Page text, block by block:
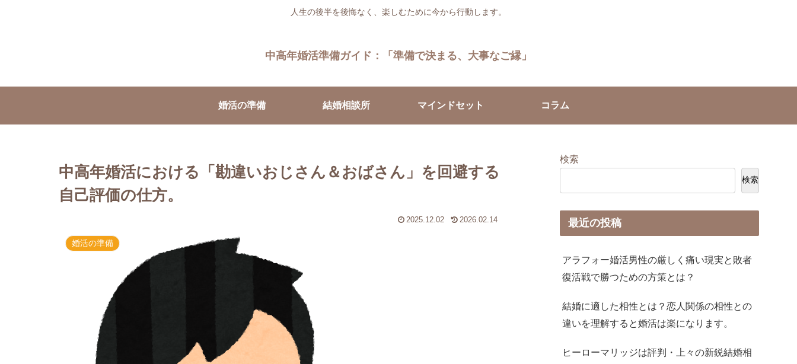
人生の後半を後悔なく、楽しむために今から行動します。
中高年婚活準備ガイド：「準備で決まる、大事なご縁」
婚活の準備 結婚相談所 マインドセット コラム
中高年婚活における「勘違いおじさん＆おばさん」を回避する
自己評価の仕方。
2025.12.02 2026.02.14
婚活の準備
検索
検索
最近の投稿
アラフォー婚活男性の厳しく痛い現実と敗者
復活戦で勝つための方策とは？
結婚に適した相性とは？恋人関係の相性との
違いを理解すると婚活は楽になります。
ヒーローマリッジは評判・上々の新鋭結婚相